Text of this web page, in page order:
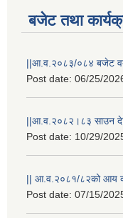
बजेट तथा
||आ.व.२०८३/०८४ बजेट
Post date: 06/25/
||आ.व.२०८२।८३ साउन
Post date: 10/29/
|| आ.व.२०८१/८२को आय
Post date: 07/15/